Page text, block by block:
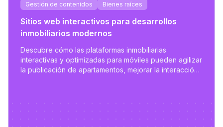
Gestión de contenidos Bienes raíces
Sitios web interactivos para desarrollos
inmobiliarios modernos
Descubre cómo las plataformas inmobiliarias
interactivas y optimizadas para móviles pueden agilizar
la publicación de apartamentos, mejorar la interacción